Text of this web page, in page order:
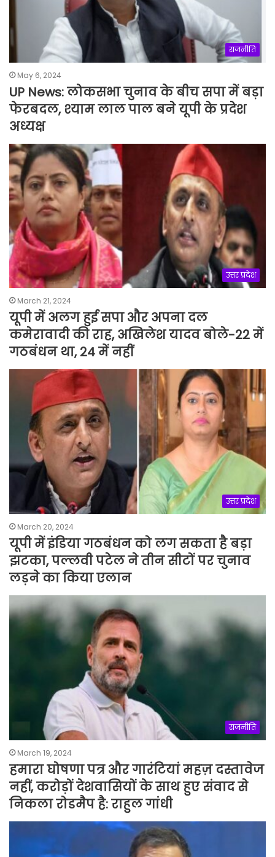
राजनीति
May 6, 2024
UP News: लोकसभा चुनाव के बीच सपा में बड़ा
फेरबदल, श्याम लाल पाल बने यूपी के प्रदेश
अध्यक्ष
उत्तर प्रदेश
March 21, 2024
यूपी में अलग हुई सपा और अपना दल
कमेरावादी की राह, अखिलेश यादव बोले-22 में
गठबंधन था, 24 में नहीं
उत्तर प्रदेश
March 20, 2024
यूपी में इंडिया गठबंधन को लग सकता है बड़ा
झटका, पल्लवी पटेल ने तीन सीटों पर चुनाव
लड़ने का किया एलान
राजनीति
March 19, 2024
हमारा घोषणा पत्र और गारंटियां महज़ दस्तावेज
नहीं, करोड़ों देशवासियों के साथ हुए संवाद से
निकला रोडमैप है: राहुल गांधी